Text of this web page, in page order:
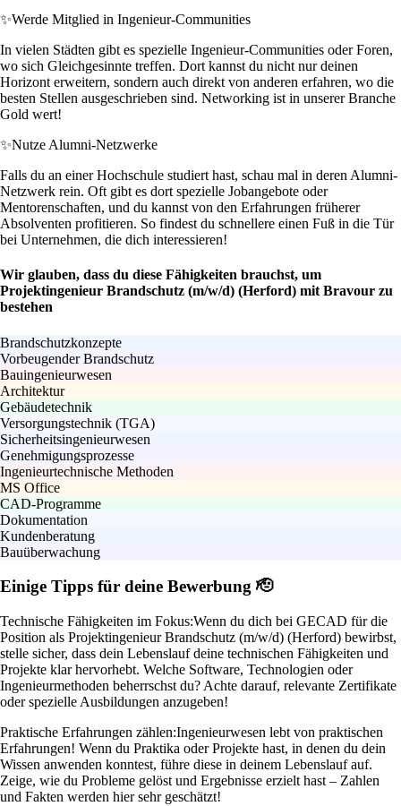
✨Werde Mitglied in Ingenieur-Communities
In vielen Städten gibt es spezielle Ingenieur-Communities oder Foren,
wo sich Gleichgesinnte treffen. Dort kannst du nicht nur deinen
Horizont erweitern, sondern auch direkt von anderen erfahren, wo die
besten Stellen ausgeschrieben sind. Networking ist in unserer Branche
Gold wert!
✨Nutze Alumni-Netzwerke
Falls du an einer Hochschule studiert hast, schau mal in deren Alumni-
Netzwerk rein. Oft gibt es dort spezielle Jobangebote oder
Mentorenschaften, und du kannst von den Erfahrungen früherer
Absolventen profitieren. So findest du schnellere einen Fuß in die Tür
bei Unternehmen, die dich interessieren!
Wir glauben, dass du diese Fähigkeiten brauchst, um
Projektingenieur Brandschutz (m/w/d) (Herford) mit Bravour zu
bestehen
Brandschutzkonzepte
Vorbeugender Brandschutz
Bauingenieurwesen
Architektur
Gebäudetechnik
Versorgungstechnik (TGA)
Sicherheitsingenieurwesen
Genehmigungsprozesse
Ingenieurtechnische Methoden
MS Office
CAD-Programme
Dokumentation
Kundenberatung
Bauüberwachung
Einige Tipps für deine Bewerbung 🫡
Technische Fähigkeiten im Fokus:Wenn du dich bei GECAD für die
Position als Projektingenieur Brandschutz (m/w/d) (Herford) bewirbst,
stelle sicher, dass dein Lebenslauf deine technischen Fähigkeiten und
Projekte klar hervorhebt. Welche Software, Technologien oder
Ingenieurmethoden beherrschst du? Achte darauf, relevante Zertifikate
oder spezielle Ausbildungen anzugeben!
Praktische Erfahrungen zählen:Ingenieurwesen lebt von praktischen
Erfahrungen! Wenn du Praktika oder Projekte hast, in denen du dein
Wissen anwenden konntest, führe diese in deinem Lebenslauf auf.
Zeige, wie du Probleme gelöst und Ergebnisse erzielt hast – Zahlen
und Fakten werden hier sehr geschätzt!